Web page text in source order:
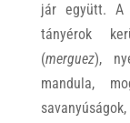
jár együtt. A
tányérok
(merguez),
mandula,